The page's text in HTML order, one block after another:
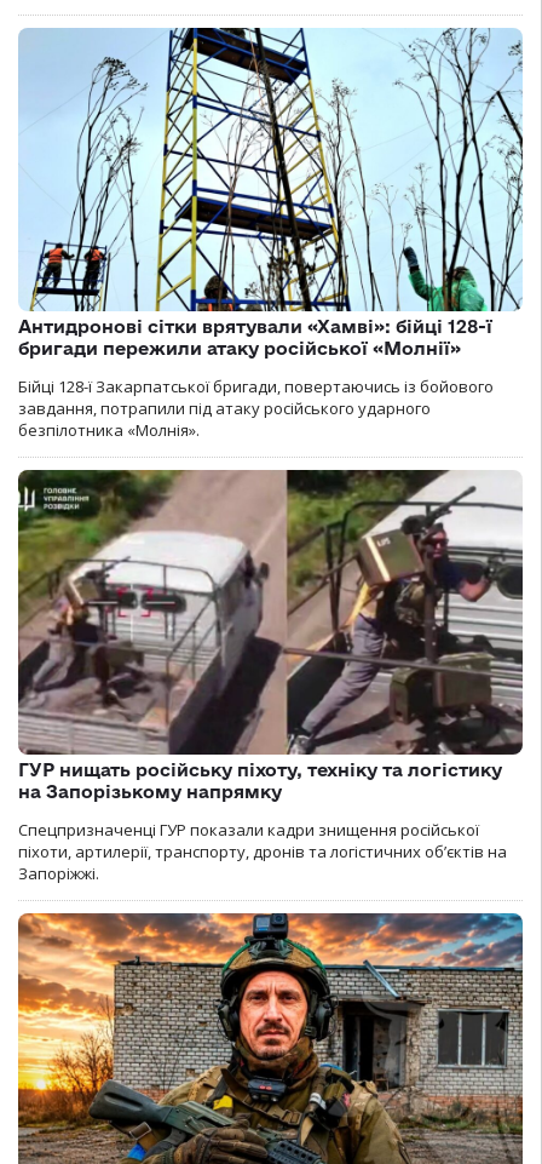
Антидронові сітки врятували «Хамві»: бійці 128-ї
бригади пережили атаку російської «Молнії»
Бійці 128-ї Закарпатської бригади, повертаючись із бойового
завдання, потрапили під атаку російського ударного
безпілотника «Молнія».
ГУР нищать російську піхоту, техніку та логістику
на Запорізькому напрямку
Спецпризначенці ГУР показали кадри знищення російської
піхоти, артилерії, транспорту, дронів та логістичних об’єктів на
Запоріжжі.